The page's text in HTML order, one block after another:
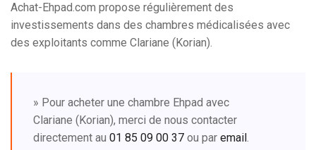
Achat-Ehpad.com propose régulièrement des
investissements dans des chambres médicalisées avec
des exploitants comme Clariane (Korian).
» Pour acheter une chambre Ehpad avec
Clariane (Korian), merci de nous contacter
directement au 01 85 09 00 37 ou par email.